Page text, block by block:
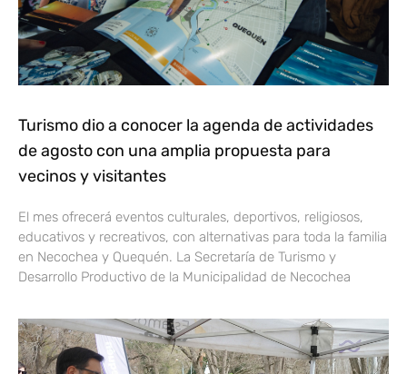
Turismo dio a conocer la agenda de actividades
de agosto con una amplia propuesta para
vecinos y visitantes
El mes ofrecerá eventos culturales, deportivos, religiosos,
educativos y recreativos, con alternativas para toda la familia
en Necochea y Quequén. La Secretaría de Turismo y
Desarrollo Productivo de la Municipalidad de Necochea